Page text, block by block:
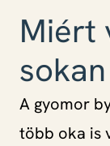
Miért
A gyomor
több oka is